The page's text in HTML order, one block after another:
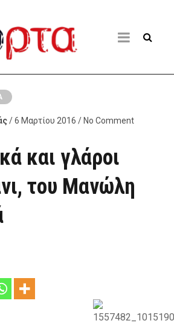
/ 6 Μαρτίου 2016 / No Comment
και γλάροι
του Μανώλη